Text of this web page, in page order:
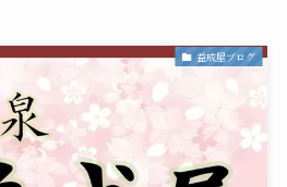
益成屋ブログ